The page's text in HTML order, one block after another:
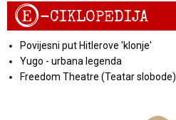
E-CIKLOPEDIJA
Povijesni put Hitlerove 'klonje'
Yugo - urbana legenda
Freedom Theatre (Teatar slobode)